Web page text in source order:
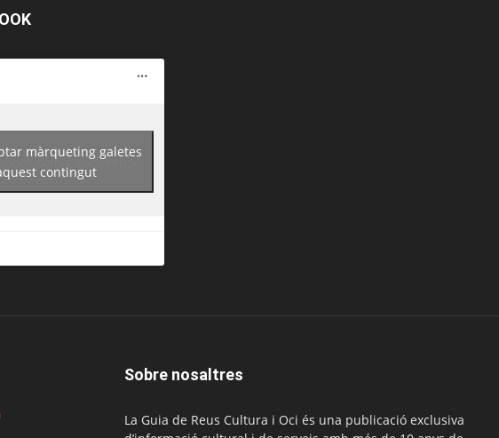
guiadereus/
màrqueting galetes
contingut
Sobre nosaltres
La Guia de Reus Cultura i Oci és una publicació exclusiva